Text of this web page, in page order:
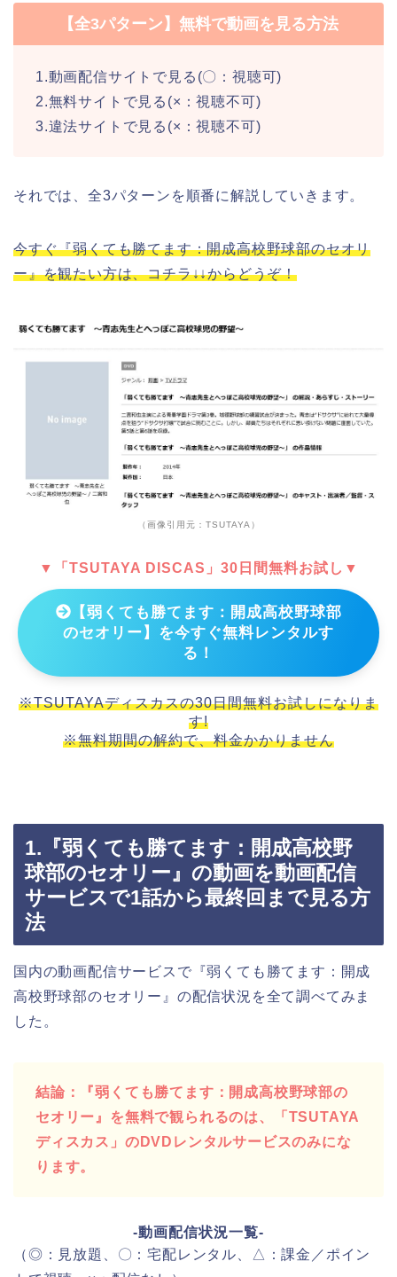
【全3パターン】無料で動画を見る方法
1.動画配信サイトで見る(〇：視聴可)
2.無料サイトで見る(×：視聴不可)
3.違法サイトで見る(×：視聴不可)
それでは、全3パターンを順番に解説していきます。
今すぐ『弱くても勝てます：開成高校野球部のセオリ
ー』を観たい方は、コチラ↓↓からどうぞ！
（画像引用元：TSUTAYA）
▼「TSUTAYA DISCAS」30日間無料お試し▼
【弱くても勝てます：開成高校野球部
のセオリー】を今すぐ無料レンタルす
る！
※TSUTAYAディスカスの30日間無料お試しになりま
す!
※無料期間の解約で、料金かかりません
1.『弱くても勝てます：開成高校野
球部のセオリー』の動画を動画配信
サービスで1話から最終回まで見る方
法
国内の動画配信サービスで『弱くても勝てます：開成
高校野球部のセオリー』の配信状況を全て調べてみま
した。
結論：『弱くても勝てます：開成高校野球部の
セオリー』を無料で観られるのは、「TSUTAYA
ディスカス」のDVDレンタルサービスのみにな
ります。
-動画配信状況一覧-
（◎：見放題、〇：宅配レンタル、△：課金／ポイン